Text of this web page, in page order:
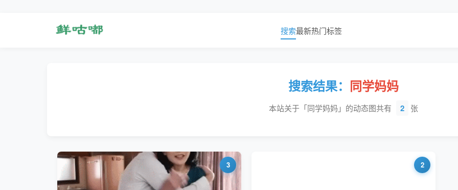
搜索最新热门标签
搜索结果： 同学妈妈
本站关于「同学妈妈」的动态图共有 2 张
3 2